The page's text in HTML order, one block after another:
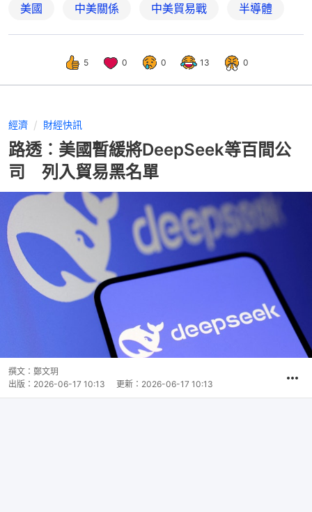
美國 中美關係 中美貿易戰 半導體
5 0 0 13 0
經濟 財經快訊
路透︰美國暫緩將DeepSeek等百間公
司 列入貿易黑名單
撰文： 鄭文玥
出版： 2026-06-17 10:13 更新： 2026-06-17 10:13